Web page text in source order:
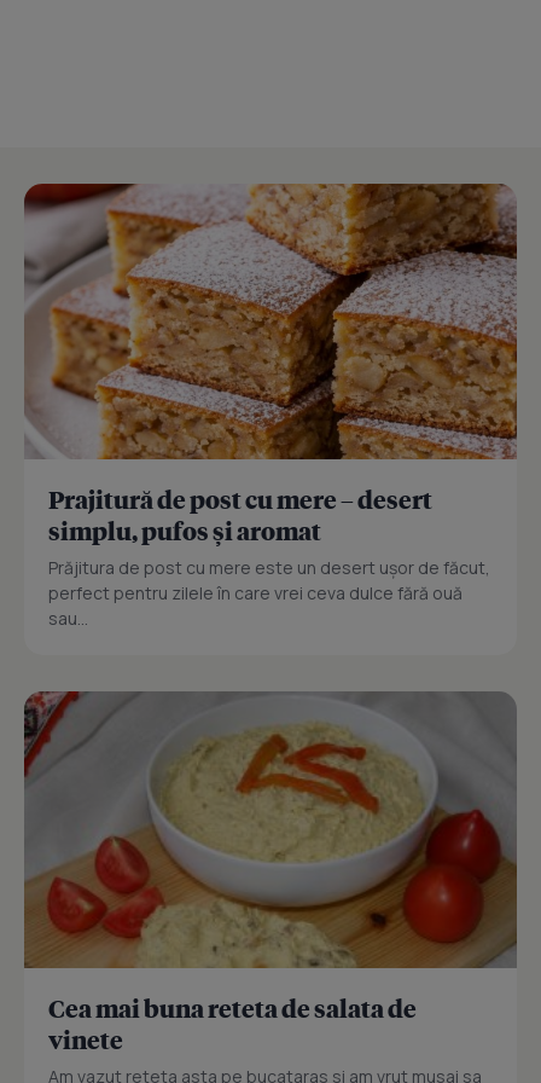
Prajitură de post cu mere – desert
simplu, pufos și aromat
Prăjitura de post cu mere este un desert ușor de făcut,
perfect pentru zilele în care vrei ceva dulce fără ouă
sau...
Cea mai buna reteta de salata de
vinete
Am vazut reteta asta pe bucataras si am vrut musai sa